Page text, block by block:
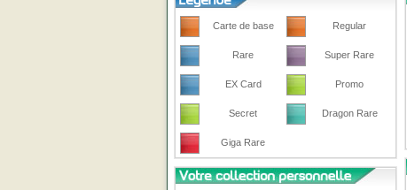
Carte de base Regular
Rare Super Rare
EX Card Promo
Secret Dragon Rare
Giga Rare